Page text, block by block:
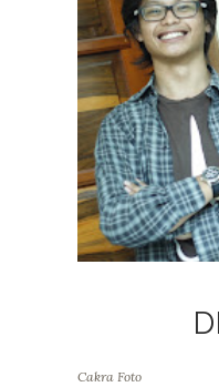
Cakra Foto